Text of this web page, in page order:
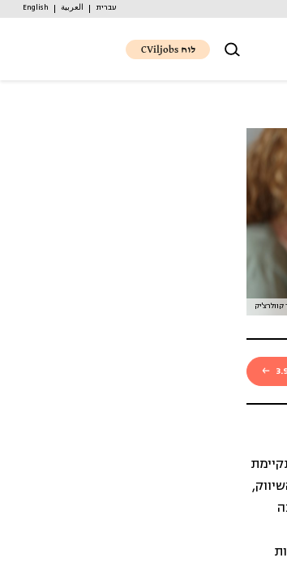
עברית العربية English
לוח CViljobs